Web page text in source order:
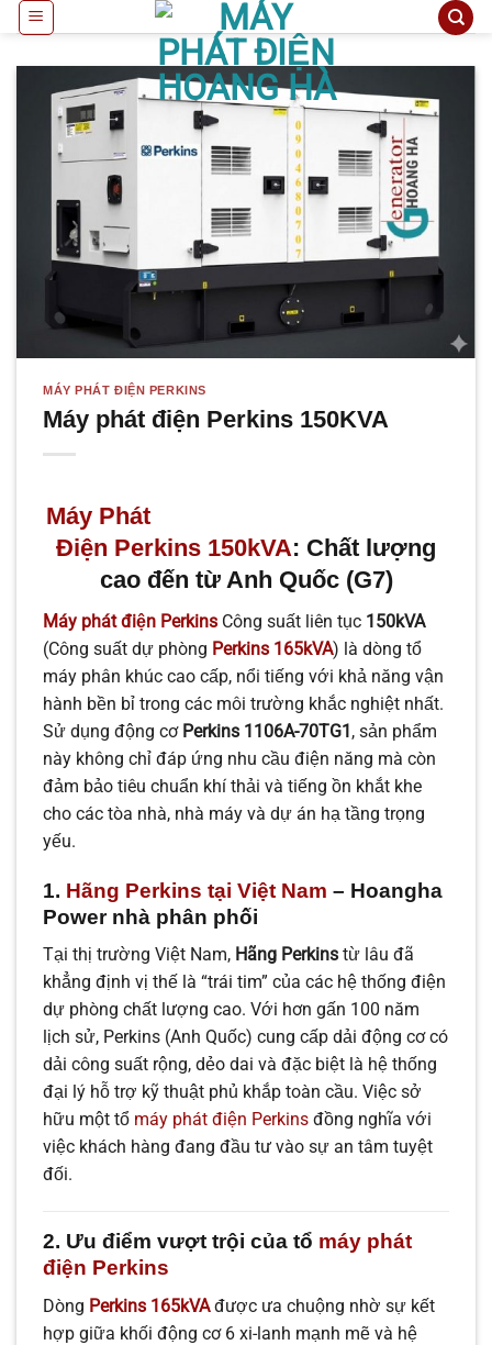
qua
nội
MÁY PHÁT ĐIỆN PERKINS
Máy phát điện Perkins 150KVA
Máy Phát
Điện Perkins 150kVA: Chất lượng
cao đến từ Anh Quốc (G7)
Máy phát điện Perkins Công suất liên tục 150kVA
(Công suất dự phòng Perkins 165kVA) là dòng tổ
máy phân khúc cao cấp, nổi tiếng với khả năng vận
hành bền bỉ trong các môi trường khắc nghiệt nhất.
Sử dụng động cơ Perkins 1106A-70TG1, sản phẩm
này không chỉ đáp ứng nhu cầu điện năng mà còn
đảm bảo tiêu chuẩn khí thải và tiếng ồn khắt khe
cho các tòa nhà, nhà máy và dự án hạ tầng trọng
yếu.
1. Hãng Perkins tại Việt Nam – Hoangha
Power nhà phân phối
Tại thị trường Việt Nam, Hãng Perkins từ lâu đã
khẳng định vị thế là “trái tim” của các hệ thống điện
dự phòng chất lượng cao. Với hơn gấn 100 năm
lịch sử, Perkins (Anh Quốc) cung cấp dải động cơ có
dải công suất rộng, dẻo dai và đặc biệt là hệ thống
đại lý hỗ trợ kỹ thuật phủ khắp toàn cầu. Việc sở
hữu một tổ máy phát điện Perkins đồng nghĩa với
việc khách hàng đang đầu tư vào sự an tâm tuyệt
đối.
2. Ưu điểm vượt trội của tổ máy phát
điện Perkins
Dòng Perkins 165kVAđược ưa chuộng nhờ sự kết
hợp giữa khối động cơ 6 xi-lanh mạnh mẽ và hệ